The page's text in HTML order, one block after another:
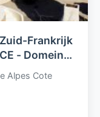
Frankrijk
- Domein
Alpes Cote